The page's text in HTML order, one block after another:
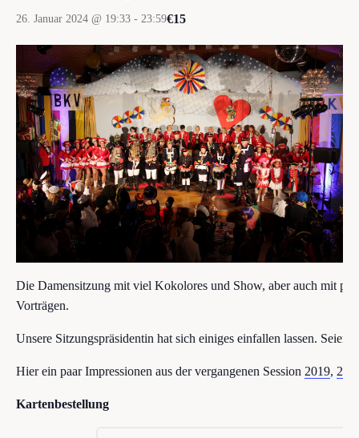
26. Januar 2024 @ 19:33 - 23:59€15
Die Damensitzung mit viel Kokolores und Show, aber auch mit
Vorträgen.
Unsere Sitzungspräsidentin hat sich einiges einfallen lassen. Seien
Hier ein paar Impressionen aus der vergangenen Session 2019,
Kartenbestellung